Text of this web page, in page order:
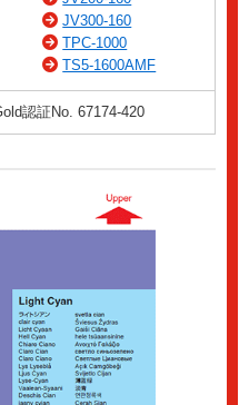
JV300-160
TPC-1000
TS5-1600AMF
認証No. 67174-420